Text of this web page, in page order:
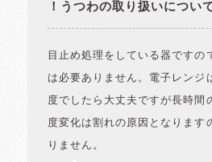
！うつわの取り扱いについ
目止め処理をしている器ですの
は必要ありません。電子レンジ
度でしたら大丈夫ですが長時間
度変化は割れの原因となります
りません。